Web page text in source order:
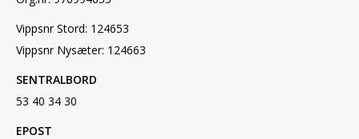
Vippsnr Stord: 124653
Vippsnr Nysæter: 124663
SENTRALBORD
53 40 34 30
EPOST